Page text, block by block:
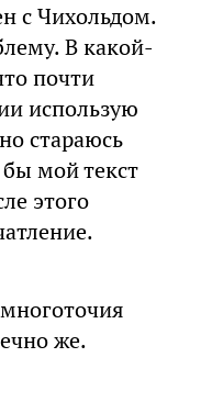
с Чихольдом.
В какой-
почти
использую
стараюсь
бы мой текст
этого
же.